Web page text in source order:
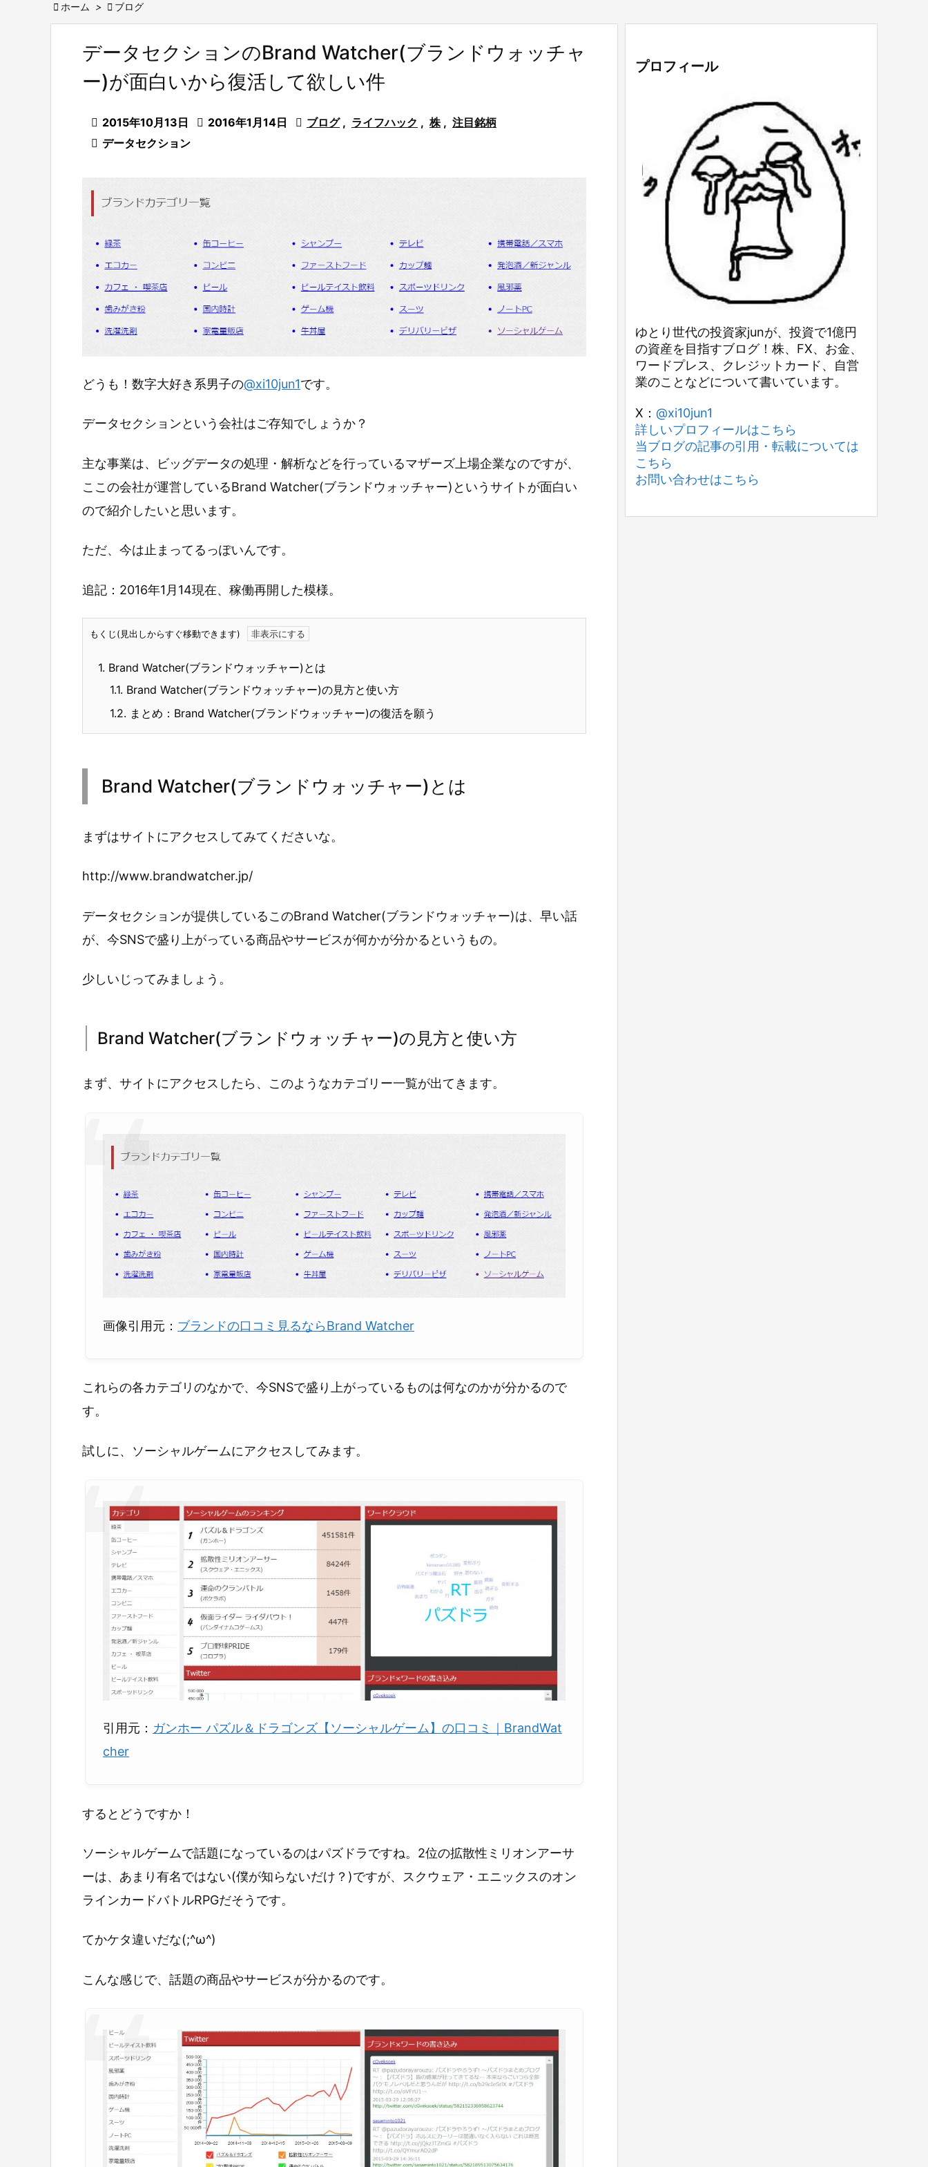
 ホーム >  ブログ
データセクションのBrand Watcher(ブランドウォッチャ
ー)が面白いから復活して欲しい件
 2015年10月13日  2016年1月14日  ブログ , ライフハック , 株 , 注目銘柄
 データセクション
どうも！数字大好き系男子の@xi10jun1です。
データセクションという会社はご存知でしょうか？
主な事業は、ビッグデータの処理・解析などを行っているマザーズ上場企業なのですが、
ここの会社が運営しているBrand Watcher(ブランドウォッチャー)というサイトが面白い
ので紹介したいと思います。
ただ、今は止まってるっぽいんです。
追記：2016年1月14現在、稼働再開した模様。
もくじ(見出しからすぐ移動できます)
1. Brand Watcher(ブランドウォッチャー)とは
1.1. Brand Watcher(ブランドウォッチャー)の見方と使い方
1.2. まとめ：Brand Watcher(ブランドウォッチャー)の復活を願う
Brand Watcher(ブランドウォッチャー)とは
まずはサイトにアクセスしてみてくださいな。
http://www.brandwatcher.jp/
データセクションが提供しているこのBrand Watcher(ブランドウォッチャー)は、早い話
が、今SNSで盛り上がっている商品やサービスが何かが分かるというもの。
少しいじってみましょう。
Brand Watcher(ブランドウォッチャー)の見方と使い方
まず、サイトにアクセスしたら、このようなカテゴリー一覧が出てきます。
画像引用元： ブランドの口コミ見るならBrand Watcher
これらの各カテゴリのなかで、今SNSで盛り上がっているものは何なのかが分かるので
す。
試しに、ソーシャルゲームにアクセスしてみます。
引用元： ガンホー パズル＆ドラゴンズ【ソーシャルゲーム】の口コミ｜BrandWat
cher
するとどうですか！
ソーシャルゲームで話題になっているのはパズドラですね。2位の拡散性ミリオンアーサ
ーは、あまり有名ではない(僕が知らないだけ？)ですが、スクウェア・エニックスのオン
ラインカードバトルRPGだそうです。
てかケタ違いだな(;^ω^)
こんな感じで、話題の商品やサービスが分かるのです。
プロフィール
ゆとり世代の投資家junが、投資で1億円
の資産を目指すブログ！株、FX、お金、
ワードプレス、クレジットカード、自営
業のことなどについて書いています。
X： @xi10jun1
詳しいプロフィールはこちら
当ブログの記事の引用・転載については
こちら
お問い合わせはこちら